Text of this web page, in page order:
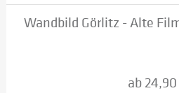
Wandbild Görlitz - Alte
ab